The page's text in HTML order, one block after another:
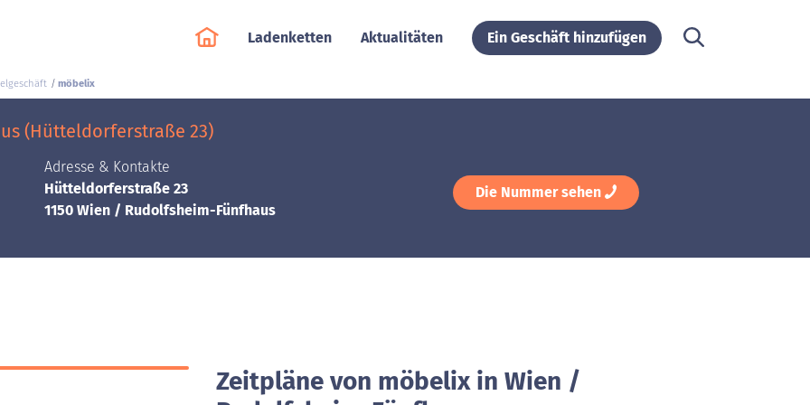
Ladenketten Aktualitäten Ein Geschäft hinzufügen
möbelix
(Hütteldorferstraße 23)
Adresse & Kontakte
Hütteldorferstraße 23
1150 Wien / Rudolfsheim-Fünfhaus
Die Nummer sehen
Zeitpläne von möbelix in Wien /